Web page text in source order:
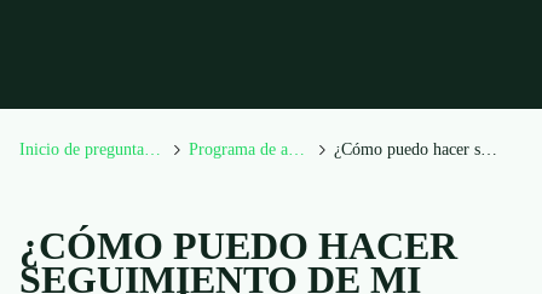
Inicio de preguntas frecuentes Programa de afiliados ¿Cómo puedo hacer seguimiento de mi comisión?
¿CÓMO PUEDO HACER
SEGUIMIENTO DE MI